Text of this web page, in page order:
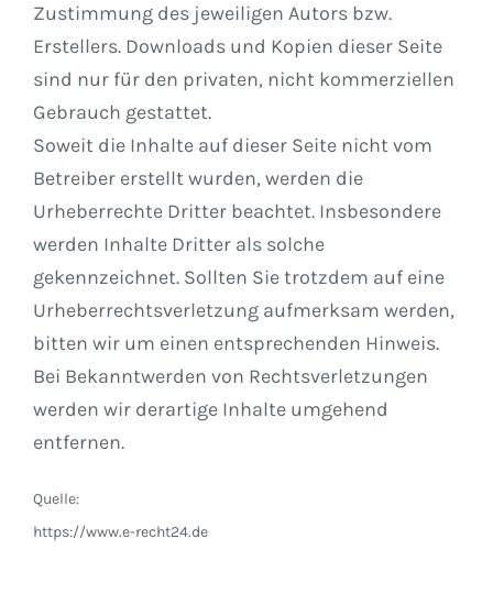
Zustimmung des jeweiligen Autors bzw.
Erstellers. Downloads und Kopien dieser Seite
sind nur für den privaten, nicht kommerziellen
Gebrauch gestattet.
Soweit die Inhalte auf dieser Seite nicht vom
Betreiber erstellt wurden, werden die
Urheberrechte Dritter beachtet. Insbesondere
werden Inhalte Dritter als solche
gekennzeichnet. Sollten Sie trotzdem auf eine
Urheberrechtsverletzung aufmerksam werden,
bitten wir um einen entsprechenden Hinweis.
Bei Bekanntwerden von Rechtsverletzungen
werden wir derartige Inhalte umgehend
entfernen.
Quelle:
https://www.e-recht24.de